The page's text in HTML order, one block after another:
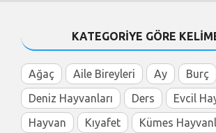
KATEGORİYE GÖRE
Ağaç Aile Bireyleri Ay Burç
Deniz Hayvanları
Ders Evcil
Hayvan
Kıyafet Kümes